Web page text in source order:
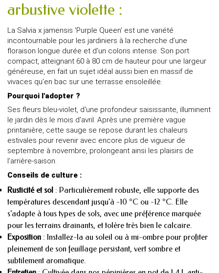
arbustive violette :
La Salvia x jamensis 'Purple Queen' est une variété
incontournable pour les jardiniers à la recherche d’une
floraison longue durée et d’un coloris intense. Son port
compact, atteignant 60 à 80 cm de hauteur pour une largeur
généreuse, en fait un sujet idéal aussi bien en massif de
vivaces qu’en bac sur une terrasse ensoleillée.
Pourquoi l'adopter ?
Ses fleurs bleu-violet, d'une profondeur saisissante, illuminent
le jardin dès le mois d'avril. Après une première vague
printanière, cette sauge se repose durant les chaleurs
estivales pour revenir avec encore plus de vigueur de
septembre à novembre, prolongeant ainsi les plaisirs de
l’arrière-saison.
Conseils de culture :
Rusticité et sol : Particulièrement robuste, elle supporte des
températures descendant jusqu’à -10 °C ou -12 °C. Elle
s'adapte à tous types de sols, avec une préférence marquée
pour les terrains drainants, et tolère très bien le calcaire.
Exposition : Installez-la au soleil ou à mi-ombre pour profiter
pleinement de son feuillage persistant, vert sombre et
subtilement aromatique.